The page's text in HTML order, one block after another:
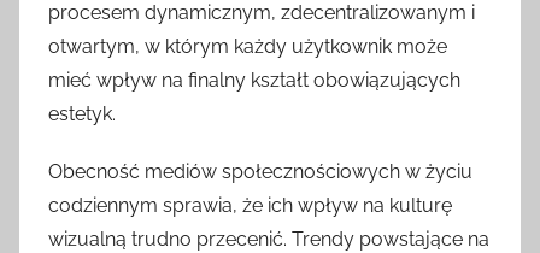
procesem dynamicznym, zdecentralizowanym i
otwartym, w którym każdy użytkownik może
mieć wpływ na finalny kształt obowiązujących
estetyk.
Obecność mediów społecznościowych w życiu
codziennym sprawia, że ich wpływ na kulturę
wizualną trudno przecenić. Trendy powstające na